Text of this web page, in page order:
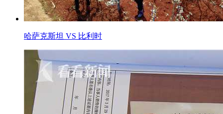
哈萨克斯坦 VS 比利时